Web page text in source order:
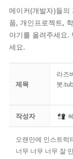
메이커(개발자)들의
품, 개인프로젝트,
야기를 올려주세요.
세요.
제목
라즈
봇
작성자
오랜만에 인스트럭
너무 너무 너무 잘